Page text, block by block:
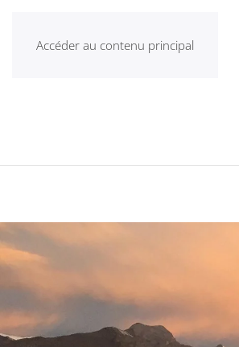
Accéder au contenu principal